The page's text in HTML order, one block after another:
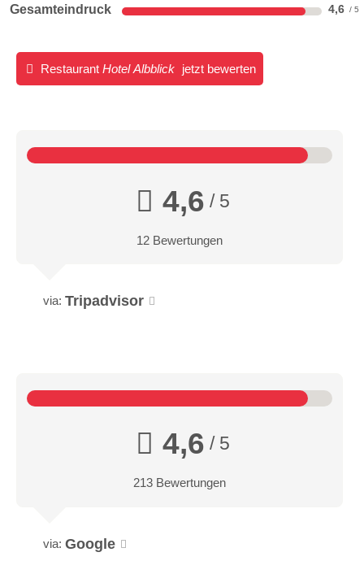
Gesamteindruck 4,6
Restaurant Hotel Albblick jetzt bewerten
4,6 / 5
12 Bewertungen
via: Tripadvisor
4,6 / 5
213 Bewertungen
via: Google